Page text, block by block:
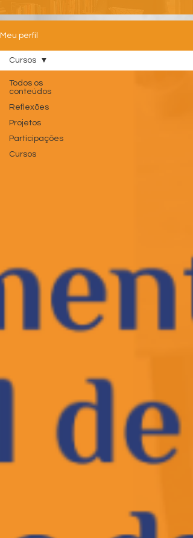
Meu perfil
Todos os
conteúdos
Reflexões
Projetos
Participações
Cursos
Cursos